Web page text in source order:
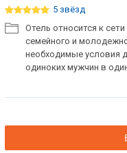
5 звёзд
Отель относится к
семейного и
необходимые условия
одиноких мужчин в